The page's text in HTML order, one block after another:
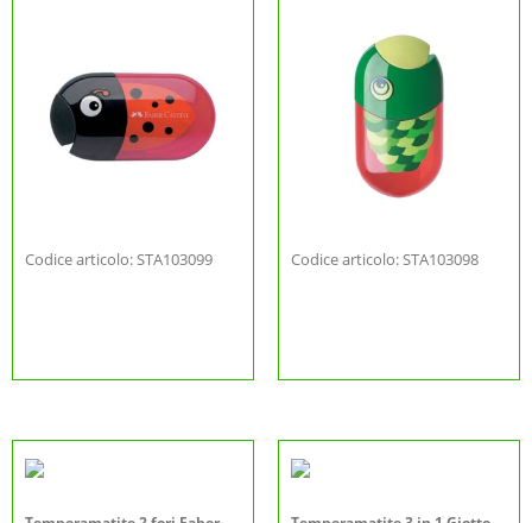
Codice articolo: STA103099 Codice articolo: STA103098